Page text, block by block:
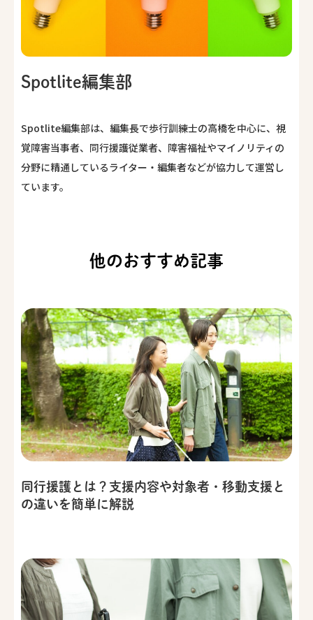
Spotlite編集部
Spotlite編集部は、編集長で歩行訓練士の高橋を中心に、視
覚障害当事者、同行援護従業者、障害福祉やマイノリティの
分野に精通しているライター・編集者などが協力して運営し
ています。
他のおすすめ記事
同行援護とは？支援内容や対象者・移動支援と
の違いを簡単に解説